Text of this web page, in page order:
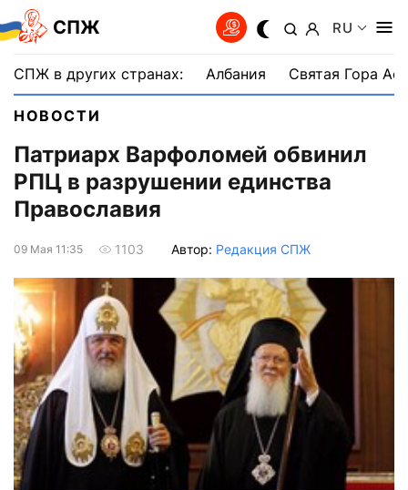
СПЖ RU
СПЖ в других странах: Албания Святая Гора
НОВОСТИ
Патриарх Варфоломей обвинил
РПЦ в разрушении единства
Православия
09 Мая 11:35 1103 Автор: Редакция СПЖ